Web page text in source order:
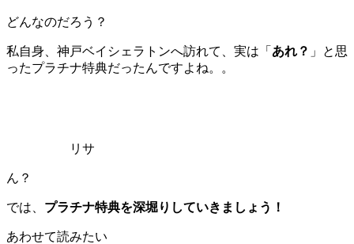
どんなのだろう？
私自身、神戸ベイシェラトンへ訪れて、実は「 あれ？ 」と思
ったプラチナ特典だったんですよね。。
リサ
ん？
では、 プラチナ特典を深堀りしていきましょう！
あわせて読みたい